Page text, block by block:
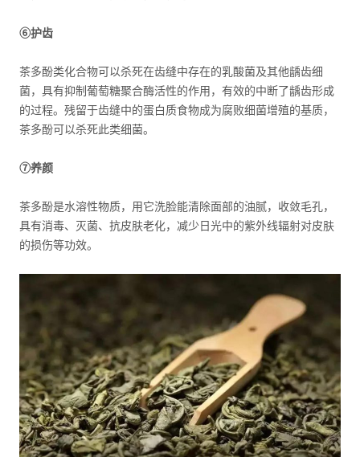
⑥护齿
茶多酚类化合物可以杀死在齿缝中存在的乳酸菌及其他龋齿细
菌，具有抑制葡萄糖聚合酶活性的作用，有效的中断了龋齿形成
的过程。残留于齿缝中的蛋白质食物成为腐败细菌增殖的基质，
茶多酚可以杀死此类细菌。
⑦养颜
茶多酚是水溶性物质，用它洗脸能清除面部的油腻，收敛毛孔，
具有消毒、灭菌、抗皮肤老化，减少日光中的紫外线辐射对皮肤
的损伤等功效。